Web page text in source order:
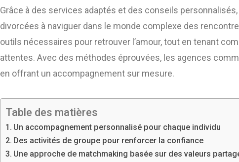
Grâce à des services adaptés et des conseils
divorcées à naviguer dans le monde complexe des
outils nécessaires pour retrouver l’amour, tout en tenant
attentes. Avec des méthodes éprouvées, les agences
en offrant un accompagnement sur mesure.
Table des matières
Un accompagnement personnalisé pour chaque individu
Des activités de groupe pour renforcer la confiance
Une approche de matchmaking basée sur des valeurs